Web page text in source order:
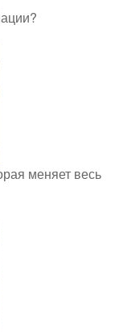
меняет весь